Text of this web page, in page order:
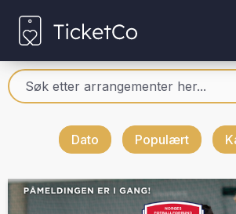
Dato Populært